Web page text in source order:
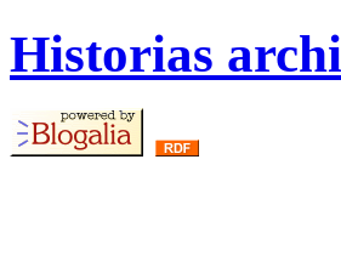
Historias